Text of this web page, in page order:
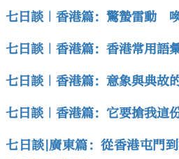
七日談｜香港篇：驚蟄雷動
七日談｜香港篇：香港常用語
七日談｜香港篇：意象與典故
七日談｜香港篇：它要搶我這
七日談|廣東篇：從香港屯門